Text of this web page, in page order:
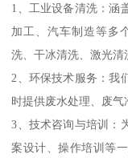
1、工业设备清洗：涵
加工、汽车制造等多
洗、干冰清洗、激光清
2、环保技术服务：我
时提供废水处理、废气
3、技术咨询与培训：
案设计、操作培训等